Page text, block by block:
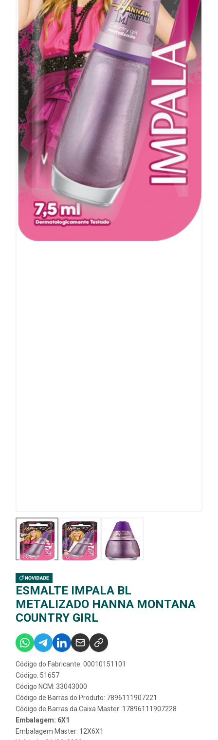
ESMALTE IMPALA BL
METALIZADO HANNA MONTANA
COUNTRY GIRL
Código do Fabricante: 00010151101
Código: 51657
Código NCM: 33043000
Código de Barras do Produto: 7896111907221
Código de Barras da Caixa Master: 17896111907228
Embalagem: 6X1
Embalagem Master: 12X6X1